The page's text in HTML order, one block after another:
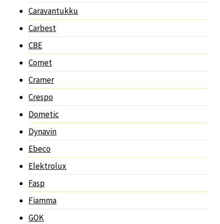
Caravantukku
Carbest
CBE
Comet
Cramer
Crespo
Dometic
Dynavin
Ebeco
Elektrolux
Fasp
Fiamma
GOK